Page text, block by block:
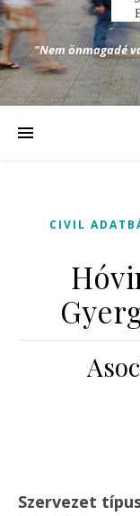
"Nem önmagadé
CIVIL
Szervezet